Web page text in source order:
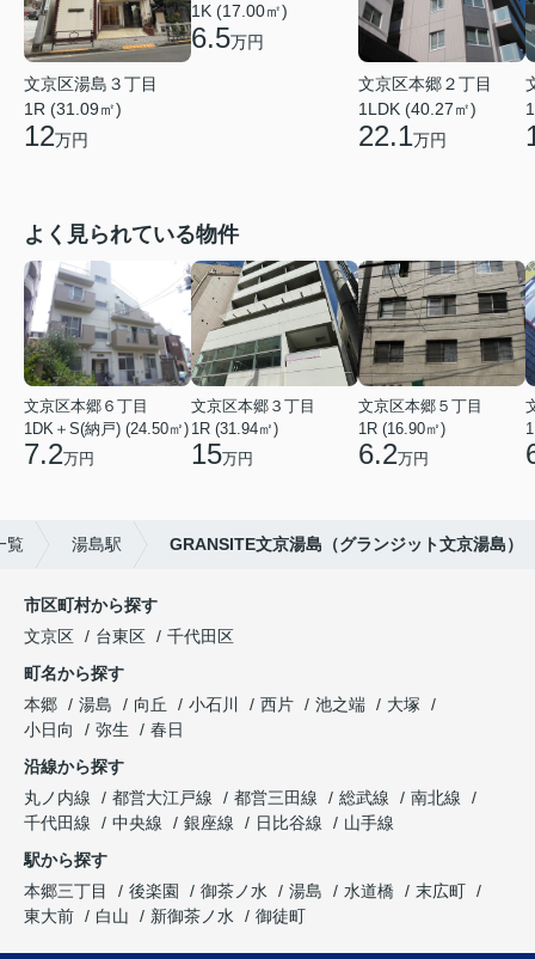
文京区湯島３丁目
1R (31.09㎡)
12万円
1K (17.00㎡)
6.5万円
文京区本郷２丁目
1LDK (40.27㎡)
22.1万円
よく見られている物件
文京区本郷６丁目
1DK＋S(納戸) (24.50㎡)
7.2万円
文京区本郷３丁目
1R (31.94㎡)
15万円
文京区本郷５丁目
1R (16.90㎡)
6.2万円
覧 湯島駅 GRANSITE文京湯島（グランジット文京湯島）
市区町村から探す
文京区
台東区
千代田区
町名から探す
本郷
湯島 向丘 小石川 西片 池之端
大塚
小日向
弥生
春日
沿線から探す
丸ノ内線
都営大江戸線 都営三田線 総武線
南北線
千代田線
中央線 銀座線 日比谷線
山手線
駅から探す
本郷三丁目
後楽園 御茶ノ水 湯島 水道橋
末広町
東大前
白山 新御茶ノ水 御徒町